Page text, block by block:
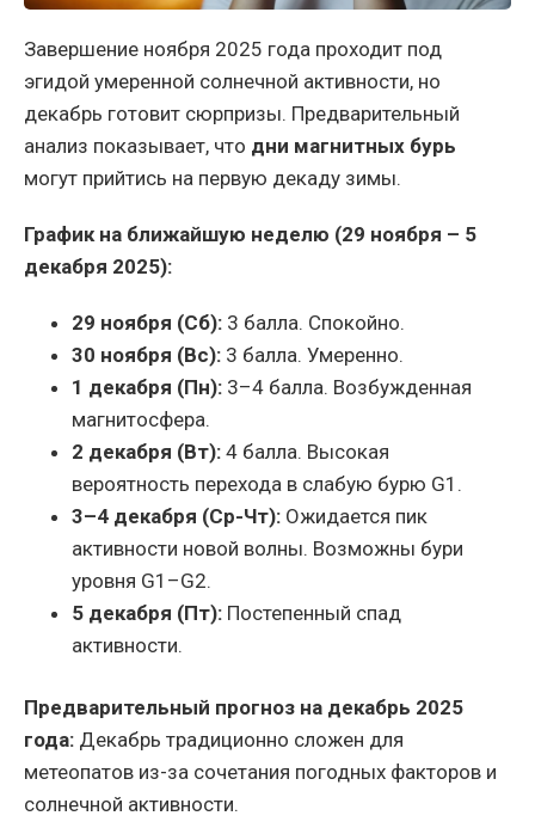
Завершение ноября 2025 года проходит под
эгидой умеренной солнечной активности, но
декабрь готовит сюрпризы. Предварительный
анализ показывает, что дни магнитных бурь
могут прийтись на первую декаду зимы.
График на ближайшую неделю (29 ноября – 5
декабря 2025):
29 ноября (Сб): 3 балла. Спокойно.
30 ноября (Вс): 3 балла. Умеренно.
1 декабря (Пн): 3–4 балла. Возбужденная
магнитосфера.
2 декабря (Вт): 4 балла. Высокая
вероятность перехода в слабую бурю G1.
3–4 декабря (Ср-Чт): Ожидается пик
активности новой волны. Возможны бури
уровня G1–G2.
5 декабря (Пт): Постепенный спад
активности.
Предварительный прогноз на декабрь 2025
года: Декабрь традиционно сложен для
метеопатов из-за сочетания погодных факторов и
солнечной активности.